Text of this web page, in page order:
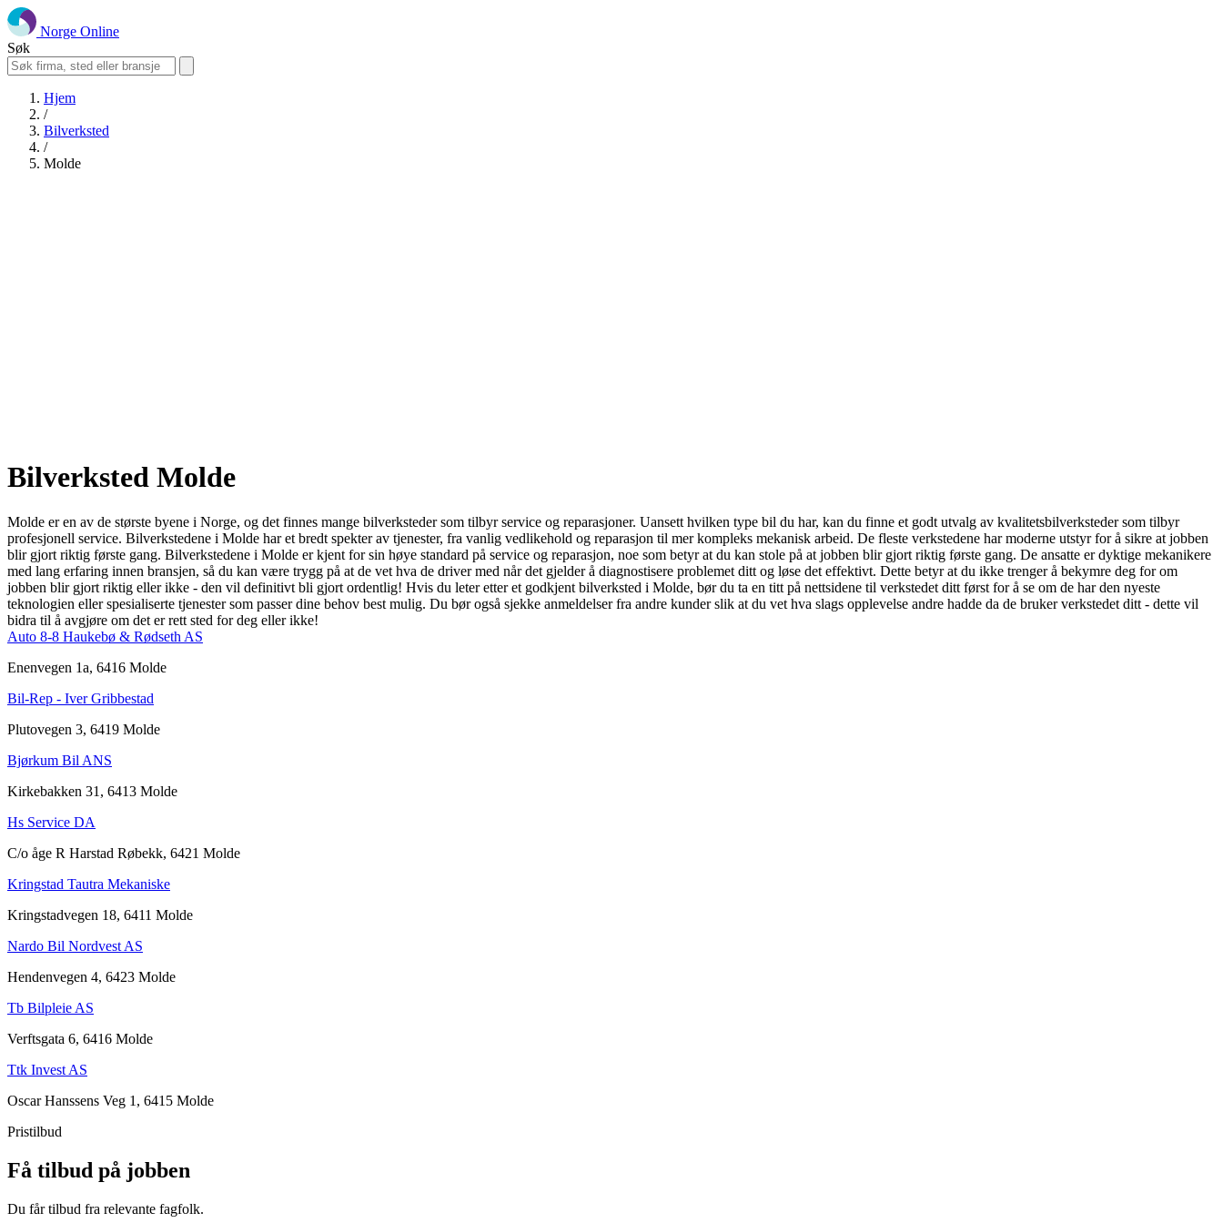
Norge Online
Søk
Hjem
/
Bilverksted
/
Molde
Bilverksted Molde
Molde er en av de største byene i Norge, og det finnes mange bilverksteder som tilbyr service og reparasjoner. Uansett hvilken type bil du har, kan du finne et godt utvalg av kvalitetsbilverksteder som tilbyr
profesjonell service. Bilverkstedene i Molde har et bredt spekter av tjenester, fra vanlig vedlikehold og reparasjon til mer kompleks mekanisk arbeid. De fleste verkstedene har moderne utstyr for å sikre at jobben
blir gjort riktig første gang. Bilverkstedene i Molde er kjent for sin høye standard på service og reparasjon, noe som betyr at du kan stole på at jobben blir gjort riktig første gang. De ansatte er dyktige mekanikere
med lang erfaring innen bransjen, så du kan være trygg på at de vet hva de driver med når det gjelder å diagnostisere problemet ditt og løse det effektivt. Dette betyr at du ikke trenger å bekymre deg for om
jobben blir gjort riktig eller ikke - den vil definitivt bli gjort ordentlig! Hvis du leter etter et godkjent bilverksted i Molde, bør du ta en titt på nettsidene til verkstedet ditt først for å se om de har den nyeste
teknologien eller spesialiserte tjenester som passer dine behov best mulig. Du bør også sjekke anmeldelser fra andre kunder slik at du vet hva slags opplevelse andre hadde da de bruker verkstedet ditt - dette vil
bidra til å avgjøre om det er rett sted for deg eller ikke!
Auto 8-8 Haukebø & Rødseth AS
Enenvegen 1a, 6416 Molde
Bil-Rep - Iver Gribbestad
Plutovegen 3, 6419 Molde
Bjørkum Bil ANS
Kirkebakken 31, 6413 Molde
Hs Service DA
C/o åge R Harstad Røbekk, 6421 Molde
Kringstad Tautra Mekaniske
Kringstadvegen 18, 6411 Molde
Nardo Bil Nordvest AS
Hendenvegen 4, 6423 Molde
Tb Bilpleie AS
Verftsgata 6, 6416 Molde
Ttk Invest AS
Oscar Hanssens Veg 1, 6415 Molde
Pristilbud
Få tilbud på jobben
Du får tilbud fra relevante fagfolk.